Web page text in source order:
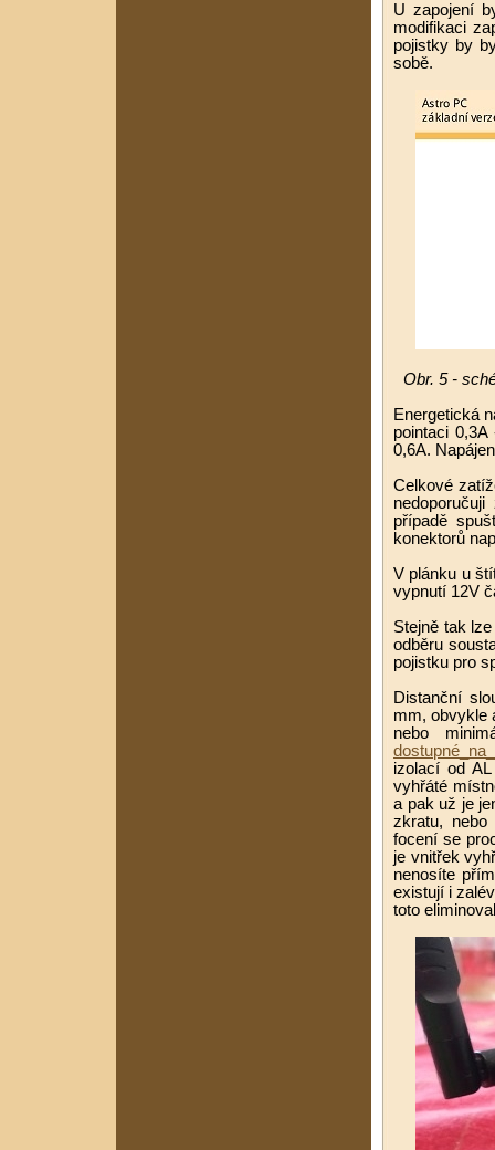
U zapojení
modifikaci
pojistky by
sobě.
Obr. 5 -
Energetická
pointaci
0,6A.
Celkové
případě
konektorů
V plánku u
vypnutí 12V
Stejně tak
odběru
pojistku pro
Distanční
mm, obvykle
nebo
izolací od
vyhřáté
a pak už je
zkratu, nebo
focení se
je vnitřek
nenosíte
existují i
toto